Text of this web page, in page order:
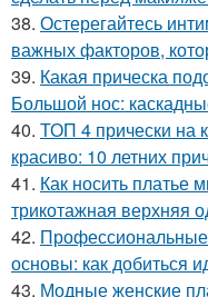
38. Остерегайтесь
важных факторов,
39. Какая прическа
Большой нос:
40. ТОП 4 прически на
красиво: 10 летних
41. Как носить платье
трикотажная верхняя
42. Профессиональные
основы: как добиться
43. Модные женские